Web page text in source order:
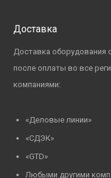
Доставка
Доставка оборудования
после оплаты во все
компаниями:
«Деловые линии»
«СДЭК»
«GTD»
Любыми другими